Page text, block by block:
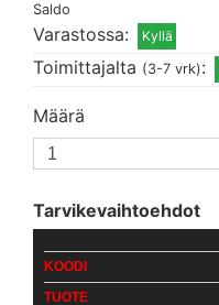
Saldo
Varastossa:
Toimittajalta (3-7 vrk):
Määrä
Tarvikevaihtoehdot
KOODI
TUOTE